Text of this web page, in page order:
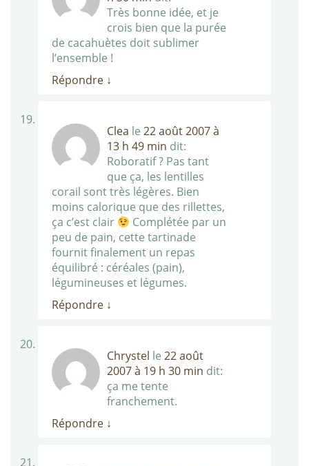
Très bonne idée, et je
crois bien que la purée
de cacahuètes doit sublimer
l’ensemble !
Répondre ↓
Clea le 22 août 2007 à
13 h 49 min dit:
Roboratif ? Pas tant
que ça, les lentilles
corail sont très légères. Bien
moins calorique que des rillettes,
ça c’est clair
Complétée par un
peu de pain, cette tartinade
fournit finalement un repas
équilibré : céréales (pain),
légumineuses et légumes.
Répondre ↓
Chrystel le 22 août
2007 à 19 h 30 min dit:
ça me tente
franchement.
Répondre ↓